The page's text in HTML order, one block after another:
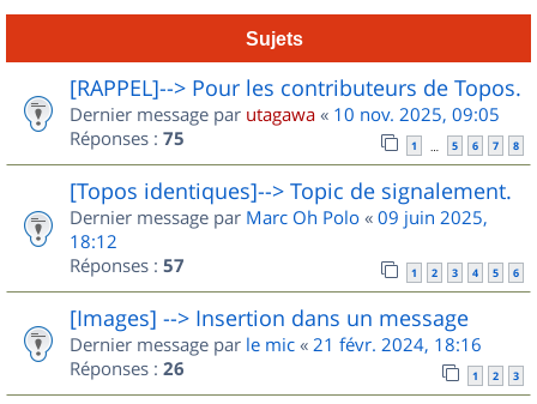
Sujets
[RAPPEL]--> Pour les contributeurs de Topos.
Dernier message par utagawa « 10 nov. 2025, 09:05
Réponses : 75 1 … 5 6 7 8
[Topos identiques]--> Topic de signalement.
Dernier message par Marc Oh Polo « 09 juin 2025,
18:12
Réponses : 57 1 2 3 4 5 6
[Images] --> Insertion dans un message
Dernier message par le mic « 21 févr. 2024, 18:16
Réponses : 26 1 2 3